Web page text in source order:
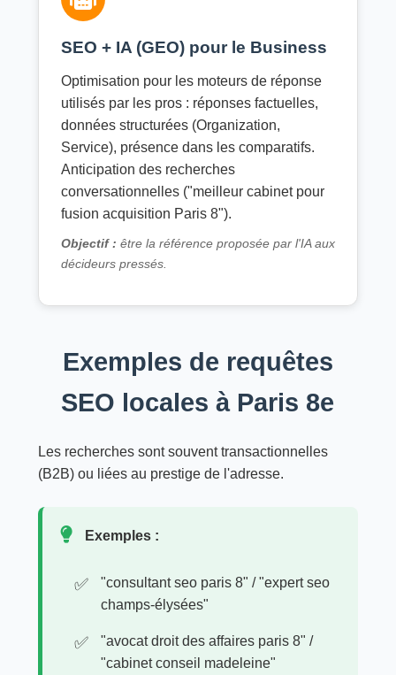
SEO + IA (GEO) pour le Business
Optimisation pour les moteurs de réponse
utilisés par les pros : réponses factuelles,
données structurées (Organization,
Service), présence dans les comparatifs.
Anticipation des recherches
conversationnelles ("meilleur cabinet pour
fusion acquisition Paris 8").
Objectif : être la référence proposée par l'IA aux
décideurs pressés.
Exemples de requêtes
SEO locales à Paris 8e
Les recherches sont souvent transactionnelles
(B2B) ou liées au prestige de l'adresse.
Exemples :
"consultant seo paris 8" / "expert seo
champs-élysées"
"avocat droit des affaires paris 8" /
"cabinet conseil madeleine"